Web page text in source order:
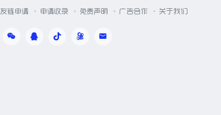
友链申请 申请收录 免责声明 广告合作 关于我们